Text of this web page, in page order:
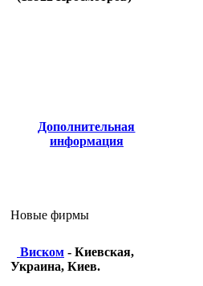
Дополнительная
информация
Новые фирмы
Виском - Киевская,
Украина, Киев.